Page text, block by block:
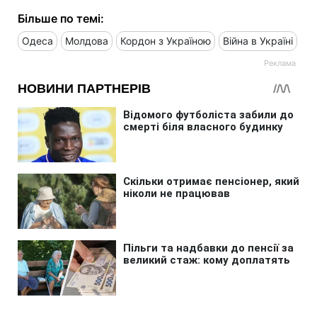
Більше по темі:
Одеса Молдова Кордон з Україною Війна в Україні